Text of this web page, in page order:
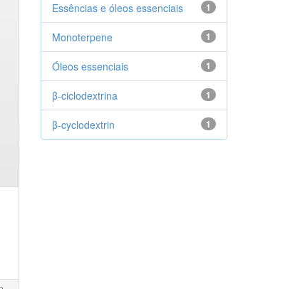
1
Essências e óleos essenciais
1
Monoterpene
1
Óleos essenciais
1
β-ciclodextrina
1
β-cyclodextrin